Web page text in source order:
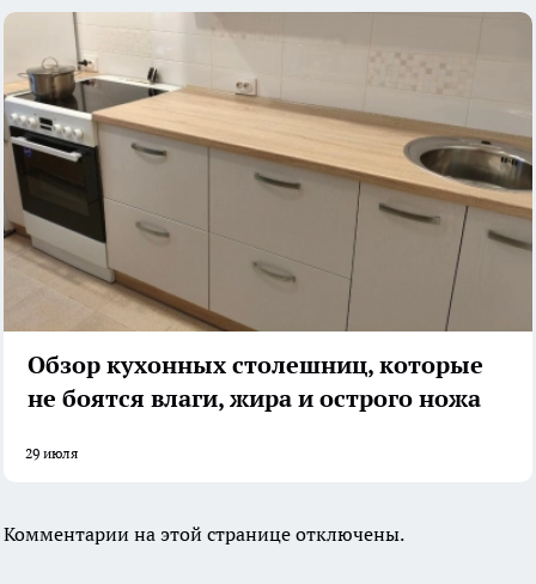
Обзор кухонных столешниц, которые
не боятся влаги, жира и острого ножа
29 июля
Комментарии на этой странице отключены.